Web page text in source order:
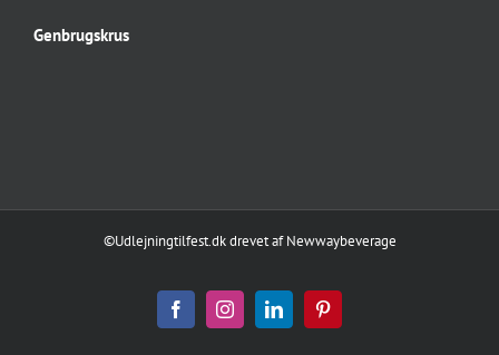
Genbrugskrus
©Udlejningtilfest.dkdrevet afNewwaybeverage
FacebookInstagramLinkedInPinterest